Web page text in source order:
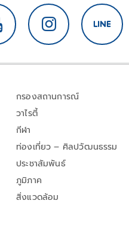
กรองสถานการณ์
วาไรตี้
กีฬา
ท่องเที่ยว – ศิลปวัฒนธรรม
ประชาสัมพันธ์
ภูมิภาค
สิ่งแวดล้อม